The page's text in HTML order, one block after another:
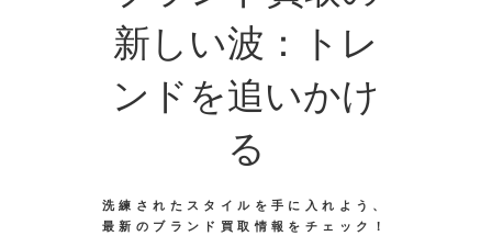
新しい波：トレ
ンドを追いかけ
る
洗練されたスタイルを手に入れよう、
最新のブランド買取情報をチェック！